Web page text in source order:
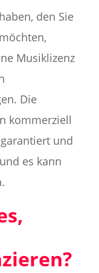
den Sie
Musiklizenz
Die
kommerziell
und
es kann